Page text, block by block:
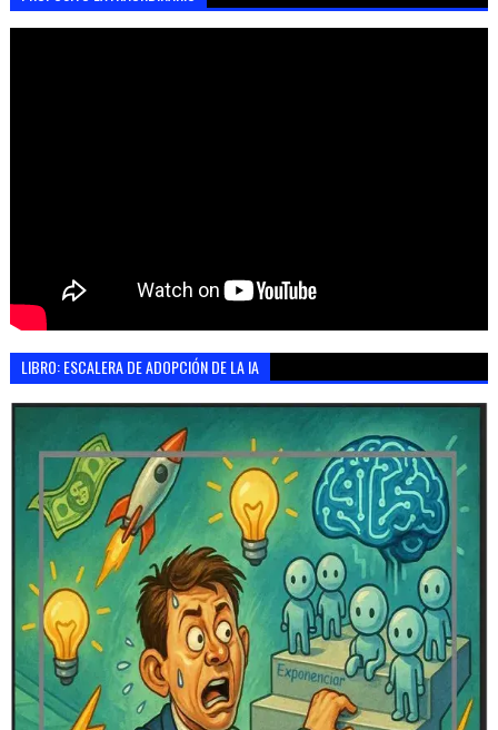
LIBRO: ESCALERA DE ADOPCIÓN DE LA IA